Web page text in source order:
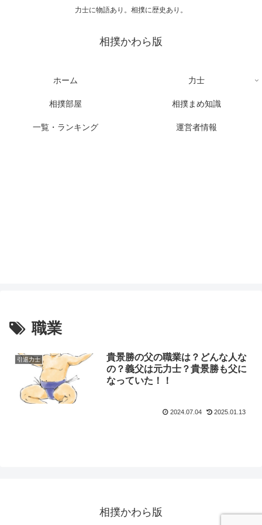
力士に物語あり。相撲に歴史あり。
相撲かわら版
ホーム 力士
相撲部屋 相撲まめ知識
一覧・ランキング 運営者情報
職業
引退力士
貴景勝の父の職業は？どんな人な
の？義父は元力士？貴景勝も父に
なっていた！！
2024.07.04 2025.01.13
相撲かわら版